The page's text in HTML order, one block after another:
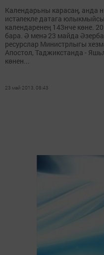
Календарьны карасаң, анда
истәлекле датага
календаренең 143нче көне.
бара. Ә менә 23 майда
ресурслар Министрлыгы
Апостол, Таджикстанда -
көнен...
23 май 2013, 08:43